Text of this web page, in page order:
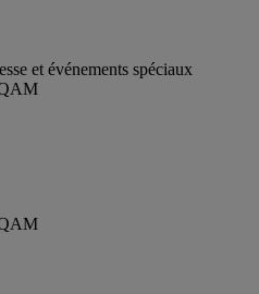
et événements spéciaux